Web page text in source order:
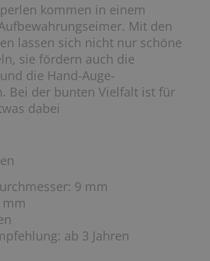
kommen in einem
Mit den
lassen sich nicht nur schöne
sie fördern auch die
die Hand-Auge-
Bei der bunten Vielfalt ist für
dabei
9 mm
mm
ab 3 Jahren